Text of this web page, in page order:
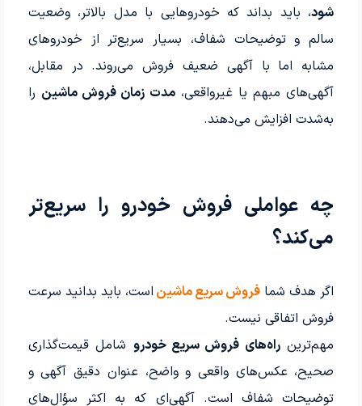
شود، باید بداند که خودروهایی با مدل بالاتر، وضعیت
سالم و توضیحات شفاف، بسیار سریع‌تر از خودروهای
مشابه اما با آگهی ضعیف فروش می‌روند. در مقابل،
آگهی‌های مبهم یا غیرواقعی،مدت زمان فروش ماشین را
به‌شدت افزایش می‌دهند.
چه عواملی فروش خودرو را سریع‌تر
می‌کند؟
اگر هدف شما فروش سریع ماشین است، باید بدانید سرعت
فروش اتفاقی نیست.
مهم‌ترینراه‌های فروش سریع خودرو شامل قیمت‌گذاری
صحیح، عکس‌های واقعی و واضح، عنوان دقیق آگهی و
توضیحات شفاف است. آگهی‌ای که به اکثر سؤال‌های